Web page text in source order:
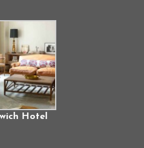
Hotel